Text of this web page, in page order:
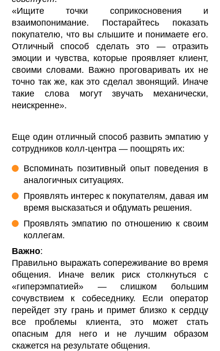
«Ищите точки соприкосновения и
взаимопонимание. Постарайтесь показать
покупателю, что вы слышите и понимаете его.
Отличный способ сделать это — отразить
эмоции и чувства, которые проявляет клиент,
своими словами. Важно проговаривать их не
точно так же, как это сделал звонящий. Иначе
такие слова могут звучать механически,
неискренне».
Еще один отличный способ развить эмпатию у
сотрудников колл-центра — поощрять их:
Вспоминать позитивный опыт поведения в
аналогичных ситуациях.
Проявлять интерес к покупателям, давая им
время высказаться и обдумать решения.
Проявлять эмпатию по отношению к своим
коллегам.
Важно:
Правильно выражать сопереживание во время
общения. Иначе велик риск столкнуться с
«гиперэмпатией» — слишком большим
сочувствием к собеседнику. Если оператор
перейдет эту грань и примет близко к сердцу
все проблемы клиента, это может стать
опасным для него и не лучшим образом
скажется на результате общения.